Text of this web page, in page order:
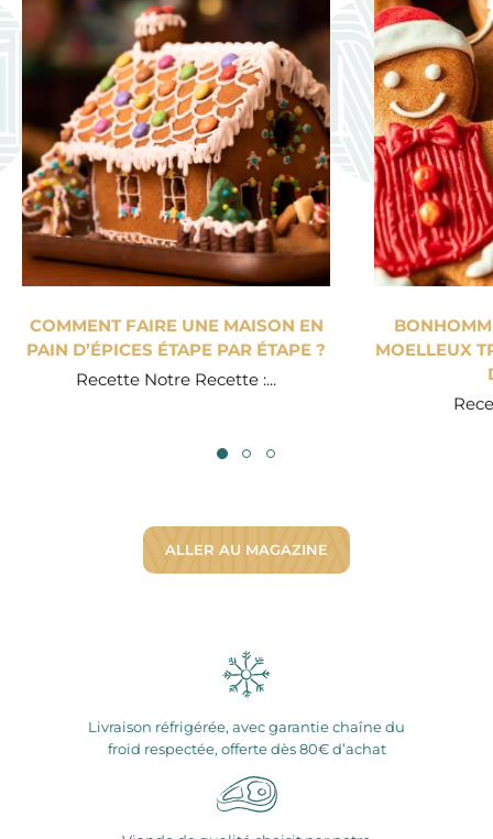
COMMENT FAIRE UNE MAISON EN
PAIN D’ÉPICES ÉTAPE PAR ÉTAPE ?
Recette Notre Recette :...
MOELLEUX
ALLER AU MAGAZINE
Livraison réfrigérée, avec garantie chaîne du
froid respectée, offerte dès 80€ d’achat